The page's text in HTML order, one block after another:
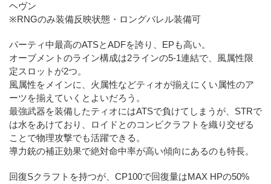
ヘヴン
※RNGのみ装備反映状態・ロングバレル装備可
パーティ中最高のATSとADFを誇り、EPも高い。
オーブメントのライン構成は2ラインの5-1連結で、風属性限
定スロットが2つ。
風属性をメインに、火属性などティオが揃えにくい属性のア
ーツを揃えていくとよいだろう。
最強武器を装備したティオにはATSで負けてしまうが、STRで
は水をあけており、ロイドとのコンビクラフトを織り交ぜる
ことで物理攻撃でも活躍できる。
導力銃の補正効果で絶対命中率が高い傾向にあるのも特長。
回復Sクラフトを持つが、CP100で回復量はMAX HPの50%